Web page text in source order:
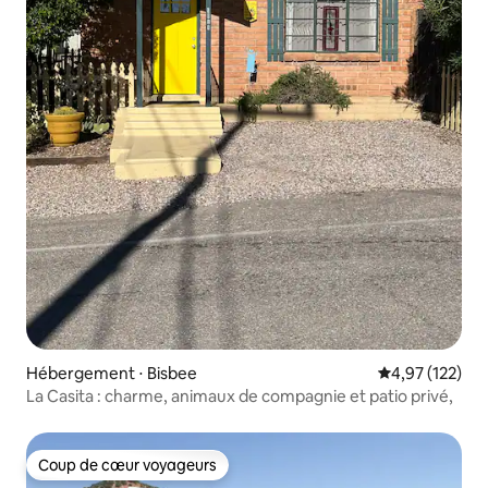
Hébergement ⋅ Bisbee Évaluation
4,97 (122)
La Casita : charme, animaux de compagnie et patio privé,
Coup de cœur voyageurs
Coup de cœur voyageurs